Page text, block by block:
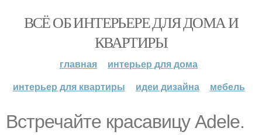
ВСЁ ОБ ИНТЕРЬЕРЕ ДЛЯ ДОМА И
КВАРТИРЫ
главная
интерьер для дома
интерьер для квартиры
идеи дизайна мебель
Встречайте красавицу Adele.